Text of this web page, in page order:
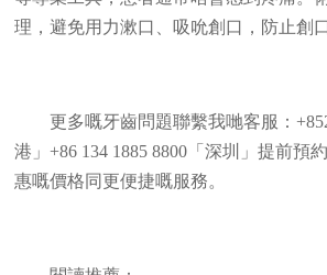
理，避免用力漱口、吸吮創口，防止創
更多嘅牙齒問題聯繫我哋客服：
港」+86 134 1885 8800「深圳」提前預
惠嘅價格同更便捷嘅服務。